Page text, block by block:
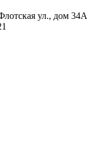
ул., дом 34А